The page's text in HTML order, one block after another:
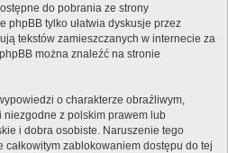
do pobrania ze strony
phpBB tylko ułatwia dyskusje przez
tekstów zamieszczanych w internecie za
można znaleźć na stronie
o charakterze obraźliwym,
niezgodne z polskim prawem lub
i dobra osobiste. Naruszenie tego
zablokowaniem dostępu do tej